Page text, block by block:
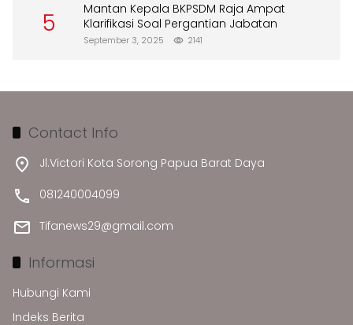
5
Mantan Kepala BKPSDM Raja Ampat
Klarifikasi Soal Pergantian Jabatan
September 3, 2025 2141
Contact Info
Jl.Victori Kota Sorong Papua Barat Daya
081240004099
Tifanews29@gmail.com
Informasi
Hubungi Kami
Indeks Berita